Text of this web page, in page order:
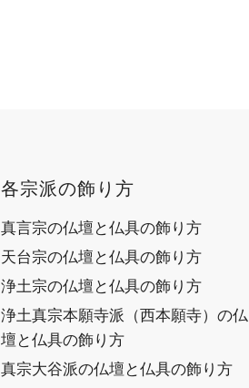
各宗派の飾り方
真言宗の仏壇と仏具の飾り方
天台宗の仏壇と仏具の飾り方
浄土宗の仏壇と仏具の飾り方
浄土真宗本願寺派（西本願寺）の仏
壇と仏具の飾り方
真宗大谷派の仏壇と仏具の飾り方